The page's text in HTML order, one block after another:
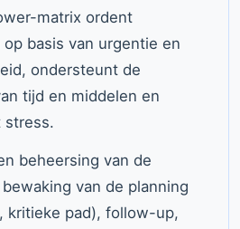
matrix ordent
basis van urgentie en
ondersteunt de
tijd en middelen en
stress.
beheersing van de
van de planning
kritieke pad), follow-up,